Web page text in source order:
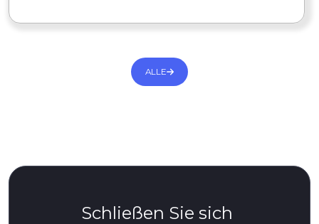
ALLE
Schließen Sie sich